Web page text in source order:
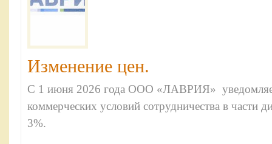
Изменение цен.
С 1 июня 2026 года ООО «ЛАВРИЯ»
коммерческих условий сотрудничества в части
3%.